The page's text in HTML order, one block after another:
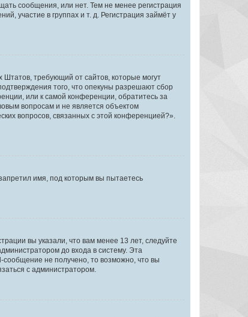
сообщения, или нет. Тем не менее регистрация
участие в группах и т. д. Регистрация займёт у
Штатов, требующий от сайтов, которые могут
того, что опекуны разрешают сбор
или к самой конференции, обратитесь за
вопросам и не является объектом
вопросов, связанных с этой конференцией?».
имя, под которым вы пытаетесь
вы указали, что вам менее 13 лет, следуйте
до входа в систему. Эта
не получено, то возможно, что вы
с администратором.